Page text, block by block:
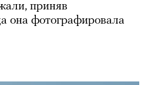
приняв
она фотографировала